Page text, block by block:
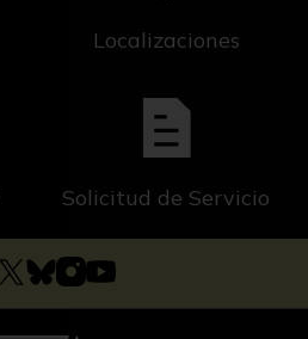
Localizaciones
Solicitud de Servicio